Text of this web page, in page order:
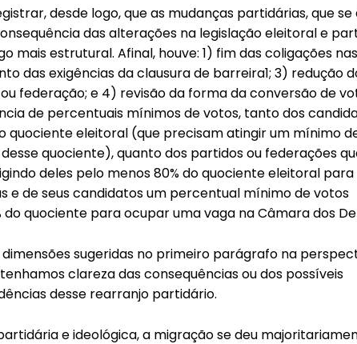
desde logo, que as mudanças partidárias, que
das alterações na legislação eleitoral e
mais estrutural. Afinal, houve: 1) fim das coligações
das exigências da clausura de barreira1; 3) redução
federação; e 4) revisão da forma da conversão de
de percentuais mínimos de votos, tanto dos
quociente eleitoral (que precisam atingir um mínimo
quociente), quanto dos partidos ou federações
deles pelo menos 80% do quociente eleitoral para
e de seus candidatos um percentual mínimo de votos
quociente para ocupar uma vaga na Câmara dos
dimensões sugeridas no primeiro parágrafo na
clareza das consequências ou dos possíveis
desse rearranjo partidário.
e ideológica, a migração se deu